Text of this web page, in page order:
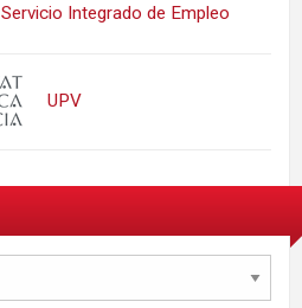
Servicio Integrado de Empleo
UPV